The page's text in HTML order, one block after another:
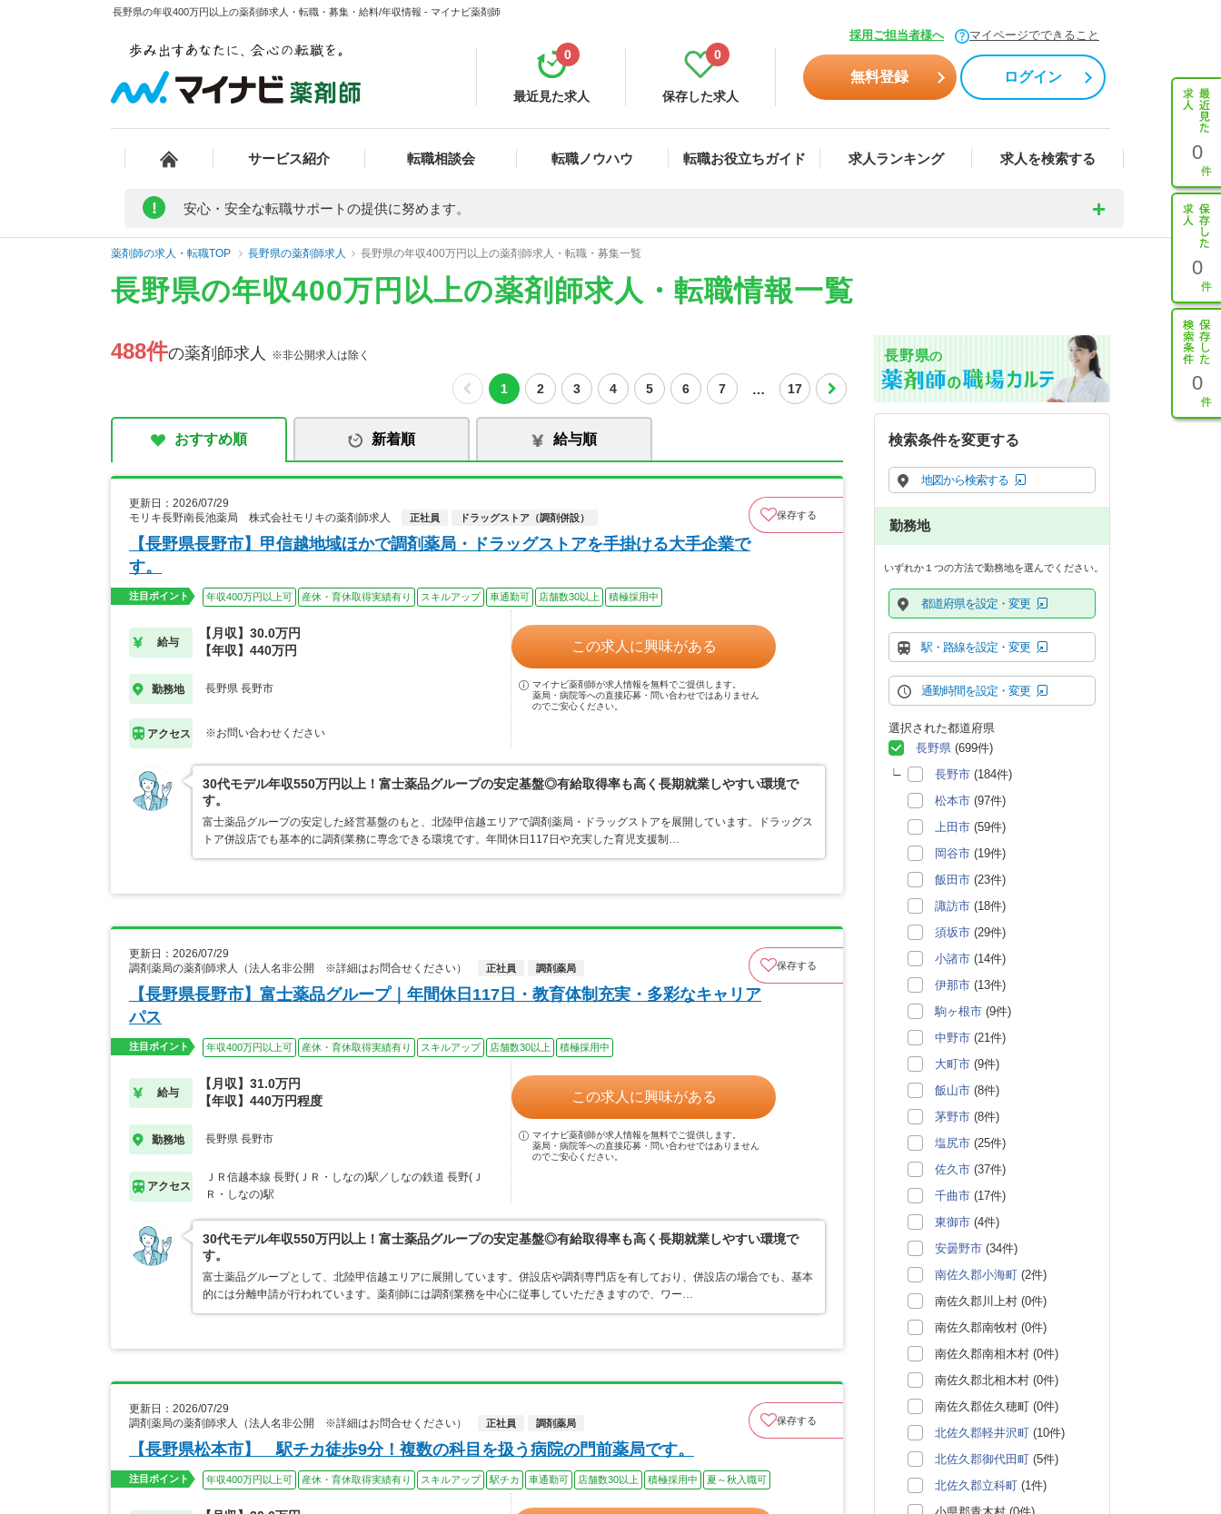
長野県の年収400万円以上の薬剤師求人・転職・募集・給料/年収情報 - マイナビ薬剤師
採用ご担当者様へ マイページでできること
最近見た求人
0
保存した求人
0
無料登録 ログイン
サービス紹介 転職相談会 転職ノウハウ 転職お役立ちガイド 求人ランキング 求人を検索する 0
0
0
! 安心・安全な転職サポートの提供に努めます。
薬剤師の求人・転職TOP 長野県の薬剤師求人 長野県の年収400万円以上の薬剤師求人・転職・募集一覧
長野県の年収400万円以上の薬剤師求人・転職情報一覧
488件の薬剤師求人 ※非公開求人は除く
1 2 3 4 5 6 7 … 17
おすすめ順 新着順 給与順
更新日：2026/07/29
モリキ長野南長池薬局 株式会社モリキの薬剤師求人
正社員 ドラッグストア（調剤併設） 保存する
【長野県長野市】甲信越地域ほかで調剤薬局・ドラッグストアを手掛ける大手企業で
す。
注目ポイント 年収400万円以上可 産休・育休取得実績有り スキルアップ 車通勤可 店舗数30以上 積極採用中
給与
【月収】30.0万円
【年収】440万円
勤務地 長野県 長野市
アクセス ※お問い合わせください
この求人に興味がある
マイナビ薬剤師が求人情報を無料でご提供します。
薬局・病院等への直接応募・問い合わせではありません
のでご安心ください。
30代モデル年収550万円以上！富士薬品グループの安定基盤◎有給取得率も高く長期就業しやすい環境で
す。
富士薬品グループの安定した経営基盤のもと、北陸甲信越エリアで調剤薬局・ドラッグストアを展開しています。ドラッグス
トア併設店でも基本的に調剤業務に専念できる環境です。年間休日117日や充実した育児支援制…
更新日：2026/07/29
調剤薬局の薬剤師求人（法人名非公開 ※詳細はお問合せください）
正社員 調剤薬局 保存する
【長野県長野市】富士薬品グループ｜年間休日117日・教育体制充実・多彩なキャリア
パス
注目ポイント 年収400万円以上可 産休・育休取得実績有り スキルアップ 店舗数30以上 積極採用中
給与
【月収】31.0万円
【年収】440万円程度
勤務地 長野県 長野市
アクセス
ＪＲ信越本線 長野(ＪＲ・しなの)駅／しなの鉄道 長野(Ｊ
Ｒ・しなの)駅
この求人に興味がある
マイナビ薬剤師が求人情報を無料でご提供します。
薬局・病院等への直接応募・問い合わせではありません
のでご安心ください。
30代モデル年収550万円以上！富士薬品グループの安定基盤◎有給取得率も高く長期就業しやすい環境で
す。
富士薬品グループとして、北陸甲信越エリアに展開しています。併設店や調剤専門店を有しており、併設店の場合でも、基本
的には分離申請が行われています。薬剤師には調剤業務を中心に従事していただきますので、ワー…
更新日：2026/07/29
調剤薬局の薬剤師求人（法人名非公開 ※詳細はお問合せください）
正社員 調剤薬局 保存する
【長野県松本市】 駅チカ徒歩9分！複数の科目を扱う病院の門前薬局です。
注目ポイント 年収400万円以上可 産休・育休取得実績有り スキルアップ 駅チカ 車通勤可 店舗数30以上 積極採用中 夏～秋入職可
長野県の
検索条件を変更する
地図から検索する
勤務地
いずれか１つの方法で勤務地を選んでください。
都道府県を設定・変更
駅・路線を設定・変更
通勤時間を設定・変更
選択された都道府県
長野県 (699件)
長野市 (184件)
松本市 (97件)
上田市 (59件)
岡谷市 (19件)
飯田市 (23件)
諏訪市 (18件)
須坂市 (29件)
小諸市 (14件)
伊那市 (13件)
駒ヶ根市 (9件)
中野市 (21件)
大町市 (9件)
飯山市 (8件)
茅野市 (8件)
塩尻市 (25件)
佐久市 (37件)
千曲市 (17件)
東御市 (4件)
安曇野市 (34件)
南佐久郡小海町 (2件)
南佐久郡川上村 (0件)
南佐久郡南牧村 (0件)
南佐久郡南相木村 (0件)
南佐久郡北相木村 (0件)
南佐久郡佐久穂町 (0件)
北佐久郡軽井沢町 (10件)
北佐久郡御代田町 (5件)
北佐久郡立科町 (1件)